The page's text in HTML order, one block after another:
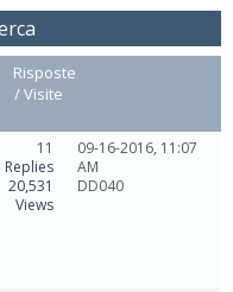
Risposte
/Visite
11
Replies
20,531
Views
09-16-2016, 11:07
AM
DD040